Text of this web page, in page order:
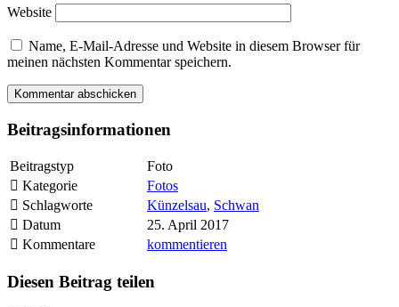
Website
Name, E-Mail-Adresse und Website in diesem Browser für
meinen nächsten Kommentar speichern.
Beitragsinformationen
Beitragstyp
Foto
Kategorie
Fotos
Schlagworte
Künzelsau, Schwan
Datum
25. April 2017
Kommentare
kommentieren
Diesen Beitrag teilen